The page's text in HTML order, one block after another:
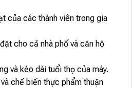
của các thành viên trong gia
cho cả nhà phố và căn hộ
và kéo dài tuổi thọ của máy.
chế biến thực phẩm thuận